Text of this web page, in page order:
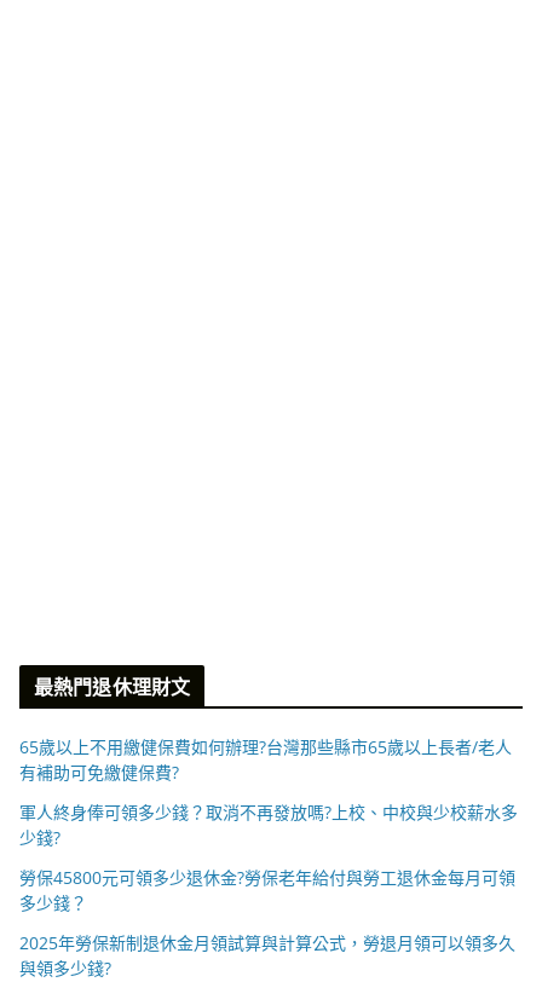
最熱門退休理財文
65歲以上不用繳健保費如何辦理?台灣那些縣市65歲以上長者/老人
有補助可免繳健保費?
軍人終身俸可領多少錢？取消不再發放嗎?上校、中校與少校薪水多
少錢?
勞保45800元可領多少退休金?勞保老年給付與勞工退休金每月可領
多少錢？
2025年勞保新制退休金月領試算與計算公式，勞退月領可以領多久
與領多少錢?